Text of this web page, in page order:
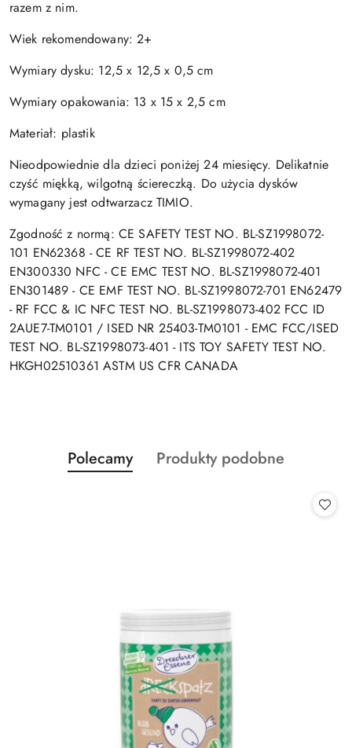
razem z nim.
Wiek rekomendowany: 2+
Wymiary dysku: 12,5 x 12,5 x 0,5 cm
Wymiary opakowania: 13 x 15 x 2,5 cm
Materiał: plastik
Nieodpowiednie dla dzieci poniżej 24 miesięcy. Delikatnie
czyść miękką, wilgotną ściereczką. Do użycia dysków
wymagany jest odtwarzacz TIMIO.
Zgodność z normą: CE SAFETY TEST NO. BL-SZ1998072-
101 EN62368 - CE RF TEST NO. BL-SZ1998072-402
EN300330 NFC - CE EMC TEST NO. BL-SZ1998072-401
EN301489 - CE EMF TEST NO. BL-SZ1998072-701 EN62479
- RF FCC & IC NFC TEST NO. BL-SZ1998073-402 FCC ID
2AUE7-TM0101 / ISED NR 25403-TM0101 - EMC FCC/ISED
TEST NO. BL-SZ1998073-401 - ITS TOY SAFETY TEST NO.
HKGH02510361 ASTM US CFR CANADA
Pomiń karuzelę produktów
Produkty
o
Polecamy
Produkty
Produkty podobne